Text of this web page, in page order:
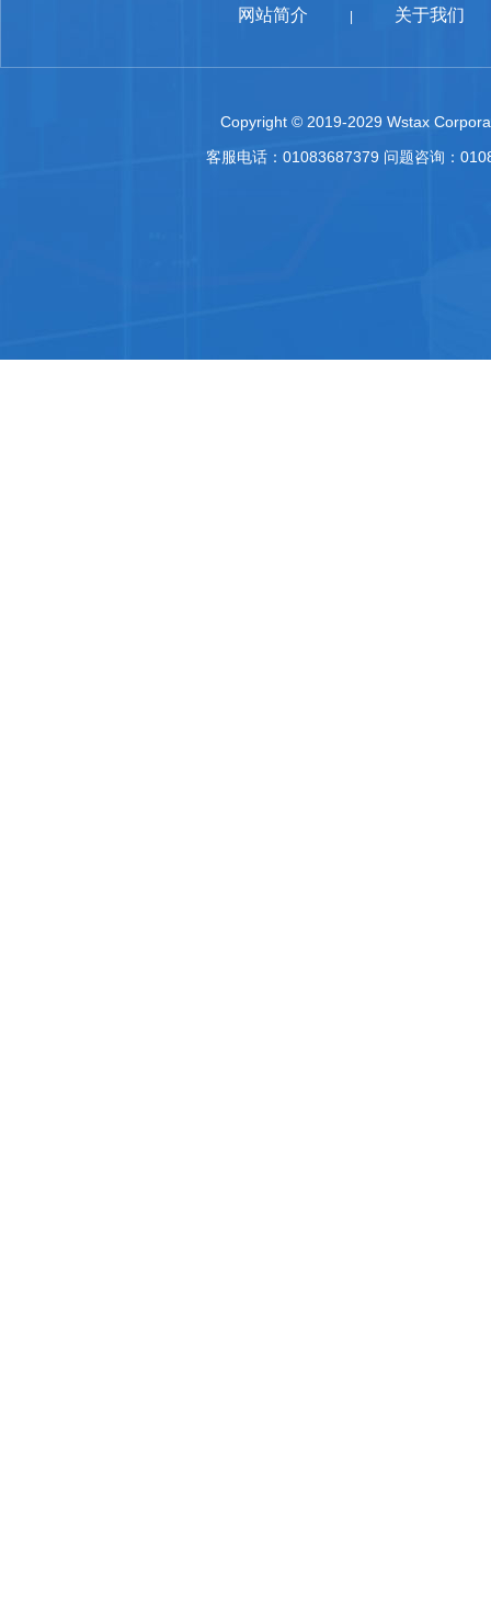
网站简介 关于我们
Copyright © 2019-2029 Wstax
客服电话：01083687379 问题咨询：